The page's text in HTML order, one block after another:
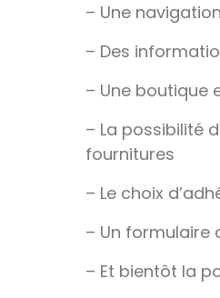
– Une
– Des
– Une boutique
– La possibilité
fournitures
– Le choix
– Un
– Et bientôt la